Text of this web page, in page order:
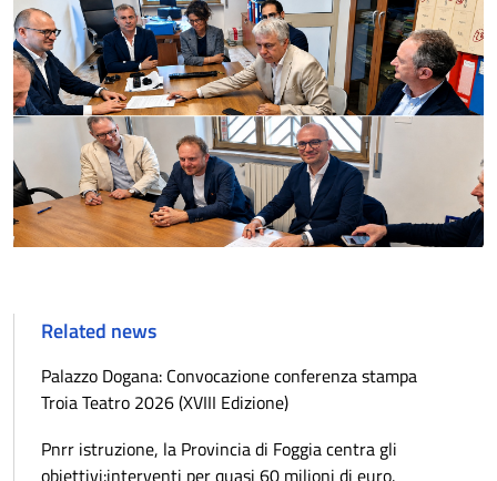
Related news
Palazzo Dogana: Convocazione conferenza stampa
Troia Teatro 2026 (XVIII Edizione)
Pnrr istruzione, la Provincia di Foggia centra gli
obiettivi:interventi per quasi 60 milioni di euro.